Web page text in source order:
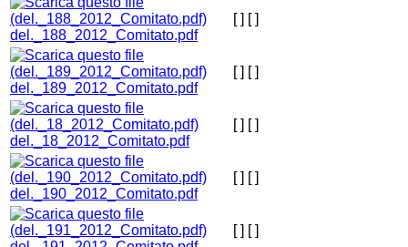
del._188_2012_Comitato.pdf
[ ] [ ]
del._189_2012_Comitato.pdf
[ ] [ ]
del._18_2012_Comitato.pdf
[ ] [ ]
del._190_2012_Comitato.pdf
[ ] [ ]
[ ] [ ]